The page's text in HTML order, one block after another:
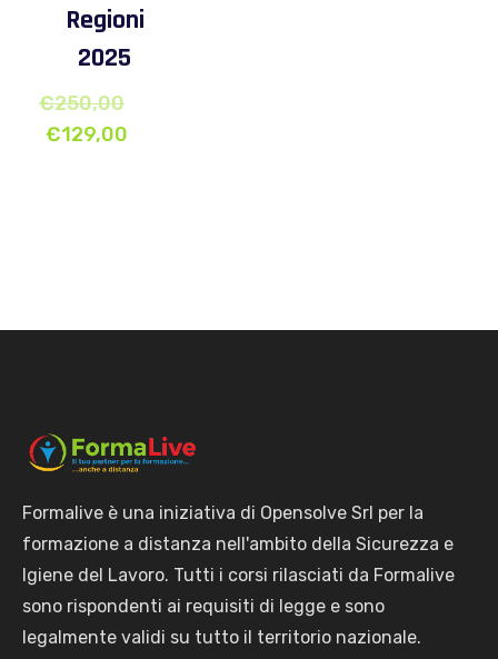
Regioni
2025
€250,00
€129,00
Formalive è una iniziativa di Opensolve Srl per la
formazione a distanza nell'ambito della Sicurezza e
Igiene del Lavoro. Tutti i corsi rilasciati da Formalive
sono rispondenti ai requisiti di legge e sono
legalmente validi su tutto il territorio nazionale.